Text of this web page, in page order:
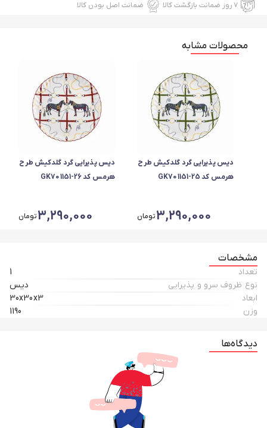
۷ روز ضمانت بازگشت کالا ضمانت اصل بودن کالا
محصولات مشابه
دیس پذیرایی گرد گلدکیش طرح
هرمس کد GK701151-25
3,290,000تومان
دیس پذیرایی گرد گلدکیش طرح
هرمس کد GK701151-26
3,290,000تومان
مشخصات
تعداد
1
نوع ظروف سرو و پذیرایی
دیس
ابعاد
30x30x3
وزن
1190
دیدگاه‌ها